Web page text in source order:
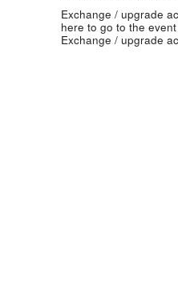
Exchange / upgrade
here to go to the event
Exchange / upgrade